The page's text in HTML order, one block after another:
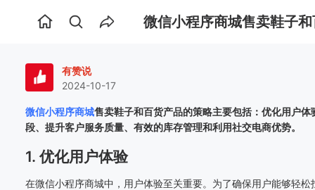
首
微信小程序商城售卖鞋子
有赞说
2024-10-17
微信小程序商城售卖鞋子和百货产品的策略主要包括：优化用户
段、提升客户服务质量、有效的库存管理和利用社交电商优势。
1. 优化用户体验
在微信小程序商城中，用户体验至关重要。为了确保用户能够轻